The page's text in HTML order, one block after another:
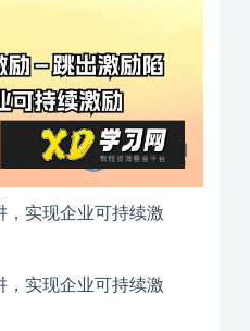
，实现企业可持续激
，实现企业可持续激